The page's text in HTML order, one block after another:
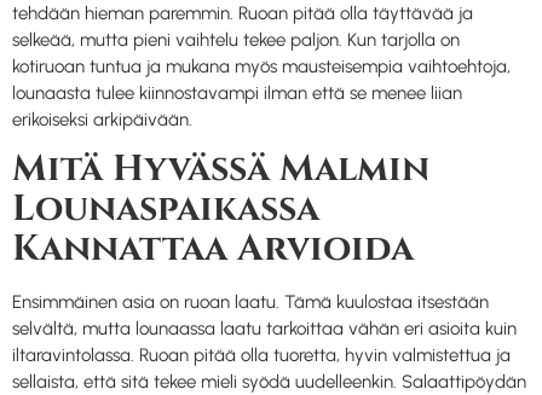
tehdään hieman paremmin. Ruoan pitää olla täyttävää ja
selkeää, mutta pieni vaihtelu tekee paljon. Kun tarjolla on
kotiruoan tuntua ja mukana myös mausteisempia vaihtoehtoja,
lounaasta tulee kiinnostavampi ilman että se menee liian
erikoiseksi arkipäivään.
Mitä Hyvässä Malmin
Lounaspaikassa
Kannattaa Arvioida
Ensimmäinen asia on ruoan laatu. Tämä kuulostaa itsestään
selvältä, mutta lounaassa laatu tarkoittaa vähän eri asioita kuin
iltaravintolassa. Ruoan pitää olla tuoretta, hyvin valmistettua ja
sellaista, että sitä tekee mieli syödä uudelleenkin. Salaattipöydän